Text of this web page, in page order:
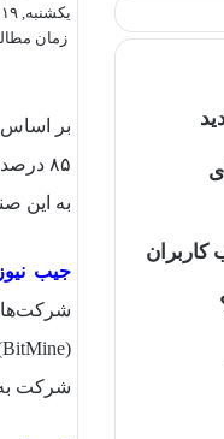
یکشنبه, ۱۹ مرداد ۱۴۰۴
زمان
۸۵
به این
جیب
شرکت به‌تنهایی مسئول
کاربران